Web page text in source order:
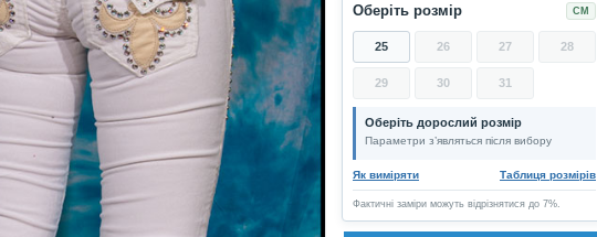
Оберіть розмір СМ
25 26 27 28
29 30 31
Оберіть дорослий розмір
Параметри з’являться після вибору
Як виміряти Таблиця розмірів
Фактичні заміри можуть відрізнятися до 7%.